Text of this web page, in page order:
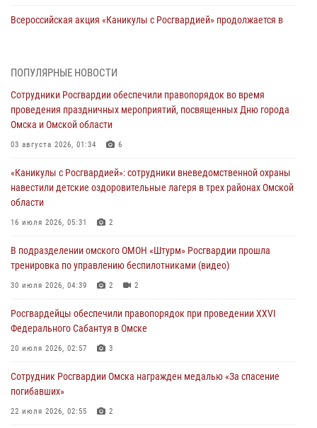
Всероссийская акция «Каникулы с Росгвардией» продолжается в
тренировка по управлению беспилотниками (видео)
30 июля 2026, 04:39 2
Росгвардия обеспечила безопасность уникального передвижного
29 июля 2026, 01:49
Росгвардейцы приняли участие в крестном ходе в День крещения
Руси в Омске
При содействии спецназа Росгвардии пресечены нарушения
миграционного законодательства в Омске (видео)
ПОПУЛЯРНЫЕ НОВОСТИ
Сотрудники Росгвардии обеспечили правопорядок во время
проведения праздничных мероприятий, посвященных Дню города
Омска и Омской области
03 августа 2026, 01:34 6
«Каникулы с Росгвардией»: сотрудники вневедомственной охраны
навестили детские оздоровительные лагеря в трех районах Омской
области
16 июля 2026, 05:31 2
В подразделении омского ОМОН «Штурм» Росгвардии прошла
тренировка по управлению беспилотниками (видео)
30 июля 2026, 04:39 2 2
Росгвардейцы обеcпечили правопорядок при проведении XXVI
Федерального Сабантуя в Омске
20 июля 2026, 02:57 3
Сотрудник Росгвардии Омска награжден медалью «За спасение
погибавших»
22 июля 2026, 02:55 2